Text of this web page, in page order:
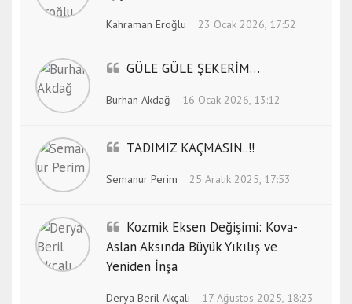
Kahraman Eroğlu 23 Ocak 2026, 17:52
GÜLE GÜLE ŞEKERİM…
Burhan Akdağ 16 Ocak 2026, 13:12
TADIMIZ KAÇMASIN..!!
Semanur Perim 25 Aralık 2025, 17:53
​Kozmik Eksen Değişimi: Kova-
Aslan Aksında Büyük Yıkılış ve
Yeniden İnşa
Derya Beril Akçalı 17 Ağustos 2025, 18:23